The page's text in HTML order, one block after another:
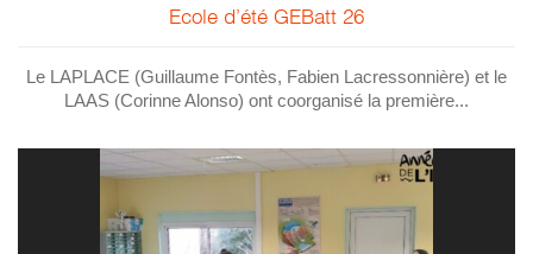
Ecole d’été GEBatt 26
Le LAPLACE (Guillaume Fontès, Fabien Lacressonnière) et le
LAAS (Corinne Alonso) ont coorganisé la première...